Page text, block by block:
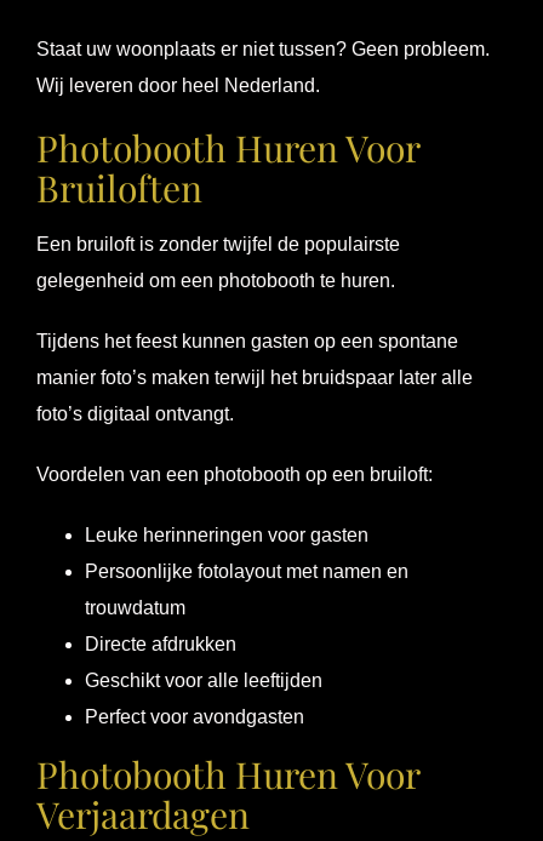
Staat uw woonplaats er niet tussen? Geen probleem.
Wij leveren door heel Nederland.
Photobooth Huren Voor
Bruiloften
Een bruiloft is zonder twijfel de populairste
gelegenheid om een photobooth te huren.
Tijdens het feest kunnen gasten op een spontane
manier foto’s maken terwijl het bruidspaar later alle
foto’s digitaal ontvangt.
Voordelen van een photobooth op een bruiloft:
Leuke herinneringen voor gasten
Persoonlijke fotolayout met namen en
trouwdatum
Directe afdrukken
Geschikt voor alle leeftijden
Perfect voor avondgasten
Photobooth Huren Voor
Verjaardagen